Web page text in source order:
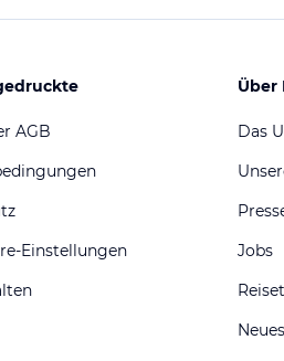
AGB
Einstellungen
Über
Das
Jobs